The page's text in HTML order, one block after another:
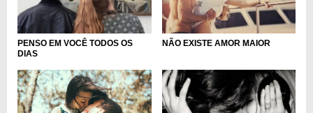
PENSO EM VOCÊ TODOS OS
DIAS
NÃO EXISTE AMOR MAIOR